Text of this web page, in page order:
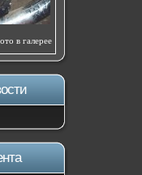
в галерее